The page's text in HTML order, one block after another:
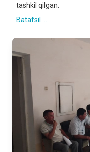
tashkil qilgan.
Batafsil ...